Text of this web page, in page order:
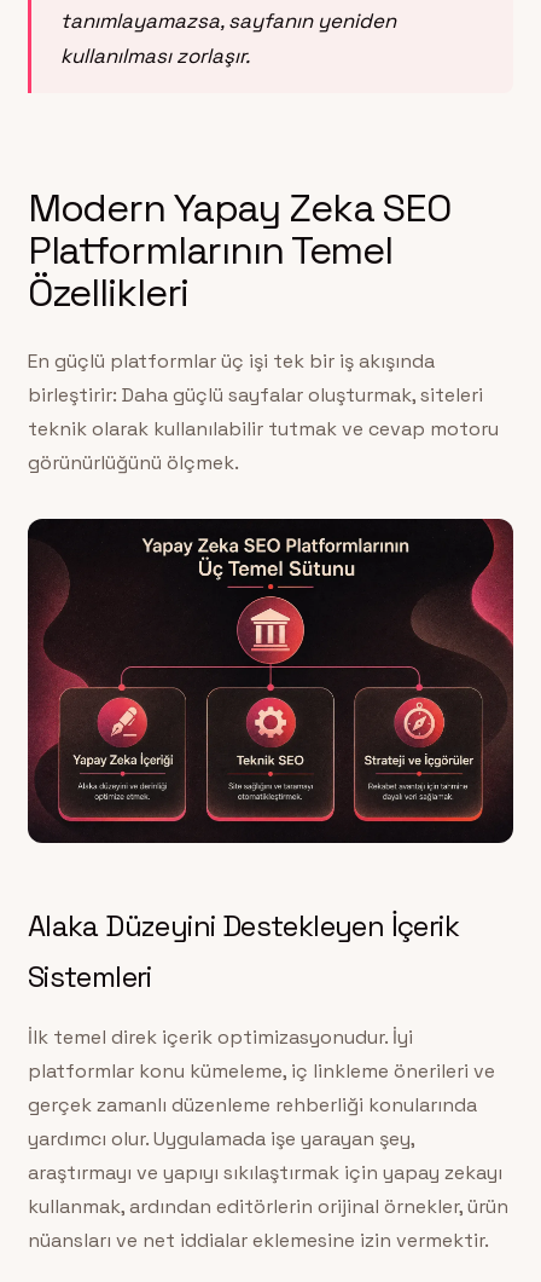
tanımlayamazsa, sayfanın yeniden
kullanılması zorlaşır.
Modern Yapay Zeka SEO
Platformlarının Temel
Özellikleri
En güçlü platformlar üç işi tek bir iş akışında
birleştirir: Daha güçlü sayfalar oluşturmak, siteleri
teknik olarak kullanılabilir tutmak ve cevap motoru
görünürlüğünü ölçmek.
Alaka Düzeyini Destekleyen İçerik
Sistemleri
İlk temel direk içerik optimizasyonudur. İyi
platformlar konu kümeleme, iç linkleme önerileri ve
gerçek zamanlı düzenleme rehberliği konularında
yardımcı olur. Uygulamada işe yarayan şey,
araştırmayı ve yapıyı sıkılaştırmak için yapay zekayı
kullanmak, ardından editörlerin orijinal örnekler, ürün
nüansları ve net iddialar eklemesine izin vermektir.